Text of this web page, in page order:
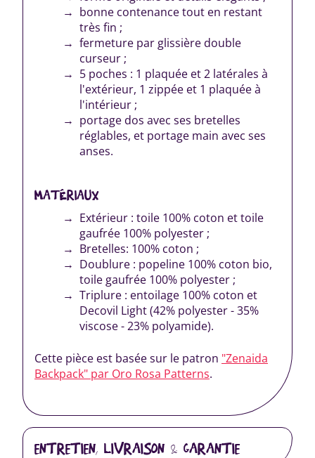
bonne contenance tout en restant
très fin ;
fermeture par glissière double
curseur ;
5 poches : 1 plaquée et 2 latérales à
l'extérieur, 1 zippée et 1 plaquée à
l'intérieur ;
portage dos avec ses bretelles
réglables, et portage main avec ses
anses.
MATÉRIAUX
Extérieur : toile 100% coton et toile
gaufrée 100% polyester ;
Bretelles: 100% coton ;
Doublure : popeline 100% coton bio,
toile gaufrée 100% polyester ;
Triplure : entoilage 100% coton et
Decovil Light (42% polyester - 35%
viscose - 23% polyamide).
Cette pièce est basée sur le patron "Zenaida
Backpack" par Oro Rosa Patterns.
ENTRETIEN, LIVRAISON & GARANTIE